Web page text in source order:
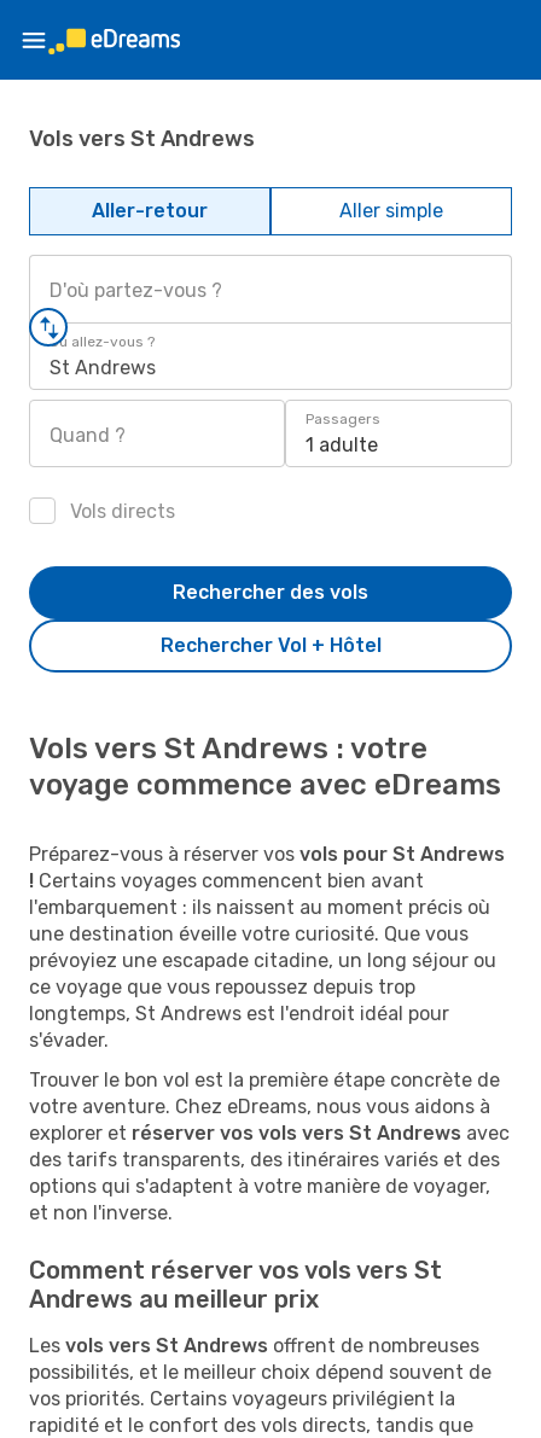
Vols vers St Andrews
Aller-retour Aller simple
D'où partez-vous ?
Où allez-vous ?
St Andrews
Quand ?
Passagers
1 adulte
Vols directs
Rechercher Vol + Hôtel
Rechercher des vols
Vols vers St Andrews : votre
voyage commence avec eDreams
Préparez-vous à réserver vos vols pour St Andrews
! Certains voyages commencent bien avant
l'embarquement : ils naissent au moment précis où
une destination éveille votre curiosité. Que vous
prévoyiez une escapade citadine, un long séjour ou
ce voyage que vous repoussez depuis trop
longtemps, St Andrews est l'endroit idéal pour
s'évader.
Trouver le bon vol est la première étape concrète de
votre aventure. Chez eDreams, nous vous aidons à
explorer et réserver vos vols vers St Andrews avec
des tarifs transparents, des itinéraires variés et des
options qui s'adaptent à votre manière de voyager,
et non l'inverse.
Comment réserver vos vols vers St
Andrews au meilleur prix
Les vols vers St Andrews offrent de nombreuses
possibilités, et le meilleur choix dépend souvent de
vos priorités. Certains voyageurs privilégient la
rapidité et le confort des vols directs, tandis que